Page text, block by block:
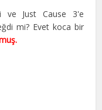
ve Just Cause 3'e
mi? Evet koca bir